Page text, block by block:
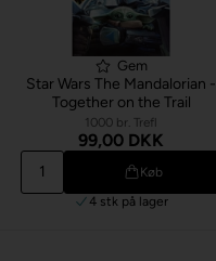
Gem
Star Wars The Mandalorian -
Together on the Trail
1000 br. Trefl
99,00 DKK
Køb
4 stk på lager